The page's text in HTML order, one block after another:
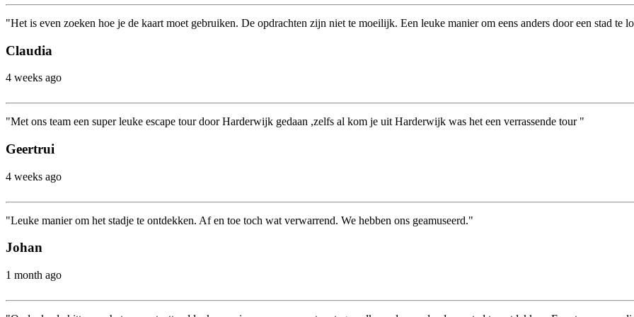
"Het is even zoeken hoe je de kaart moet gebruiken. De opdrachten zijn niet te moeilijk. Een leuke manier om eens anders door een stad te
Claudia
4 weeks ago
"Met ons team een super leuke escape tour door Harderwijk gedaan ,zelfs al kom je uit Harderwijk was het een verrassende tour "
Geertrui
4 weeks ago
"Leuke manier om het stadje te ontdekken. Af en toe toch wat verwarrend. We hebben ons geamuseerd."
Johan
1 month ago